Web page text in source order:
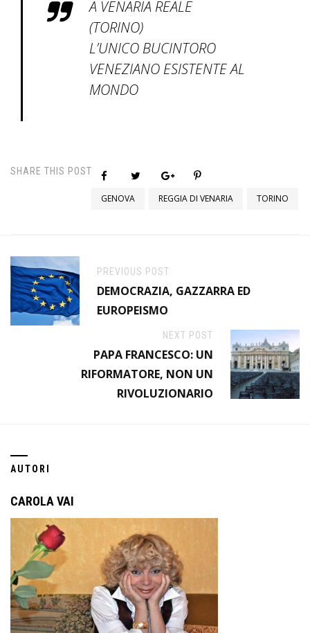
A VENARIA REALE
(TORINO)
L’UNICO BUCINTORO
VENEZIANO ESISTENTE AL
MONDO
SHARE THIS POST
GENOVA REGGIA DI VENARIA TORINO
PREVIOUS POST
DEMOCRAZIA, GAZZARRA ED
EUROPEISMO
NEXT POST
PAPA FRANCESCO: UN
RIFORMATORE, NON UN
RIVOLUZIONARIO
AUTORI
CAROLA VAI